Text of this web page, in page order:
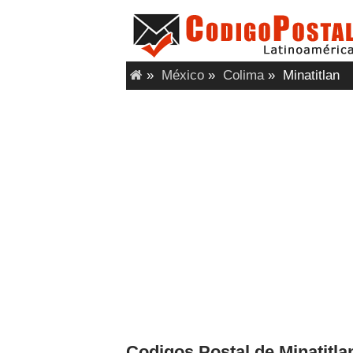
» México » Colima » Minatitlan